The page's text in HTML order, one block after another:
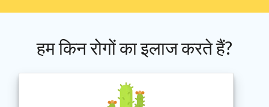
हम किन रोगों का इलाज करते हैं?